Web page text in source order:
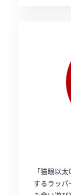
「猫眼以
するラッ